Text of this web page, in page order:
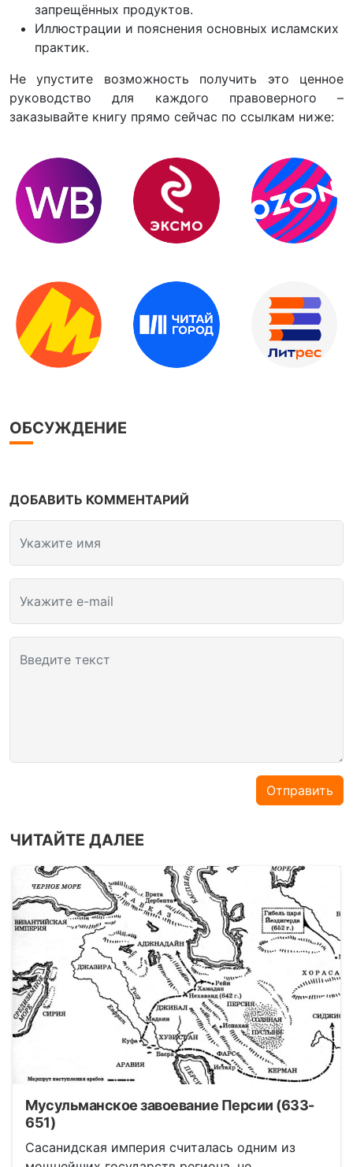
запрещённых продуктов.
Иллюстрации и пояснения основных исламских
практик.
Не упустите возможность получить это ценное
руководство для каждого правоверного –
заказывайте книгу прямо сейчас по ссылкам ниже:
ОБСУЖДЕНИЕ
ДОБАВИТЬ КОММЕНТАРИЙ
Укажите имя
Укажите e-mail
Введите текст
Отправить
ЧИТАЙТЕ ДАЛЕЕ
Мусульманское завоевание Персии (633-
651)
Сасанидская империя считалась одним из